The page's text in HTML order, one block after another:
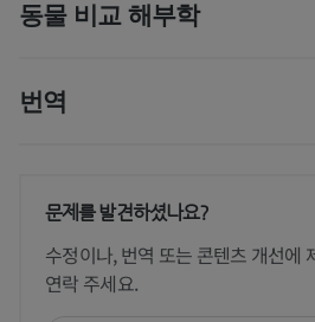
동물 비교 해부학
번역
문제를 발견하셨나요?
수정이나, 번역 또는 콘텐츠 개선에
연락 주세요.